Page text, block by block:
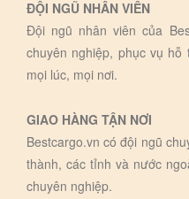
ĐỘI NGŨ NHÂN VIÊN
Đội ngũ nhân viên của
chuyên nghiệp, phục vụ
mọi lúc, mọi nơi.
GIAO HÀNG TẬN NƠI
Bestcargo.vn có đội ngũ
thành, các tỉnh và nước
chuyên nghiệp.